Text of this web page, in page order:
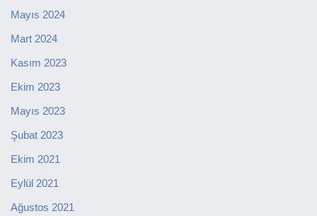
Mayıs 2024
Mart 2024
Kasım 2023
Ekim 2023
Mayıs 2023
Şubat 2023
Ekim 2021
Eylül 2021
Ağustos 2021